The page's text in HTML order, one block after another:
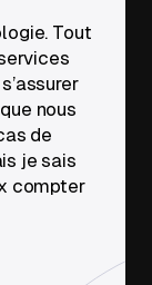
Tout
nous
de
je sais
compter